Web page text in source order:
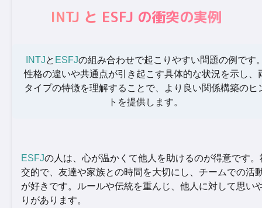
INTJ と ESFJ の衝突の実例
INTJと ESFJの組み合わせで起こりやすい問題の例です
性格の違いや共通点が引き起こす具体的な状況を示し、
タイプの特徴を理解することで、より良い関係構築のヒ
トを提供します。
ESFJの人は、心が温かくて他人を助けるのが得意です。
交的で、友達や家族との時間を大切にし、チームでの活
が好きです。ルールや伝統を重んじ、他人に対して思い
りがあります。